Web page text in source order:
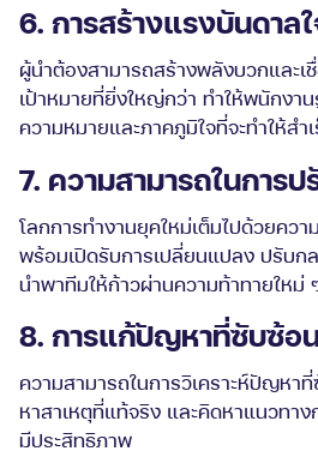
6. การสร้างแรงบันดาล
ผู้นำต้องสามารถสร้างพลังบวกและเ
เป้าหมายที่ยิ่งใหญ่กว่า ทำให้พนักงา
ความหมายและภาคภูมิใจที่จะทำให้สำ
7. ความสามารถในการ
โลกการทำงานยุคใหม่เต็มไปด้วยคว
พร้อมเปิดรับการเปลี่ยนแปลง ปรับก
นำพาทีมให้ก้าวผ่านความท้าทายใหม่
8. การแก้ปัญหาที่ซับซ้อ
ความสามารถในการวิเคราะห์ปัญหา
หาสาเหตุที่แท้จริง และคิดหาแนวทา
มีประสิทธิภาพ